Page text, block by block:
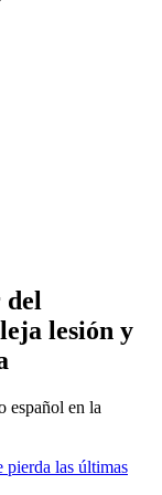
del
lesión y
español en la
las últimas